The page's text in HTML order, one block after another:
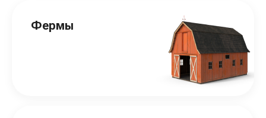
Фермы